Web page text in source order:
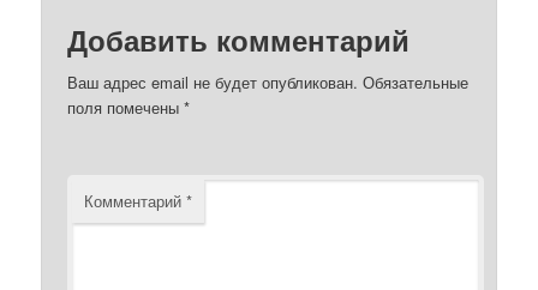
Добавить комментарий
Ваш адрес email не будет опубликован. Обязательные
поля помечены*
Комментарий*